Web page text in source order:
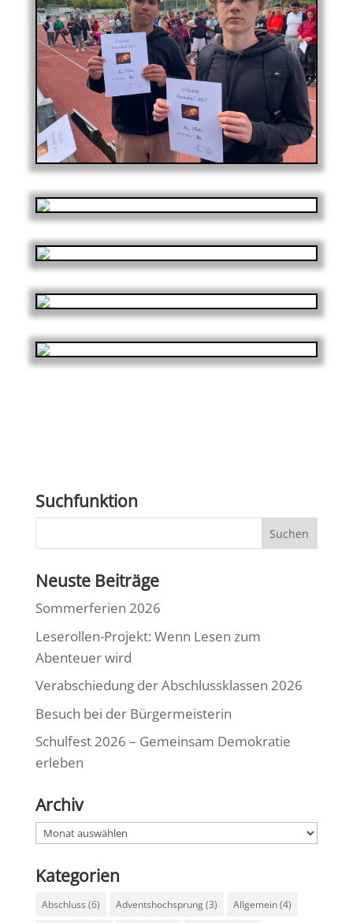
Suchfunktion
Neuste Beiträge
Sommerferien 2026
Leserollen-Projekt: Wenn Lesen zum
Abenteuer wird
Verabschiedung der Abschlussklassen 2026
Besuch bei der Bürgermeisterin
Schulfest 2026 – Gemeinsam Demokratie
erleben
Archiv
Archiv
Kategorien
Abschluss (6) Adventshochsprung(3) Allgemein(4)